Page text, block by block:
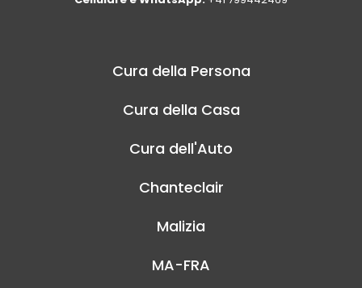
Cura della Persona
Cura della Casa
Cura dell'Auto
Chanteclair
Malizia
MA-FRA